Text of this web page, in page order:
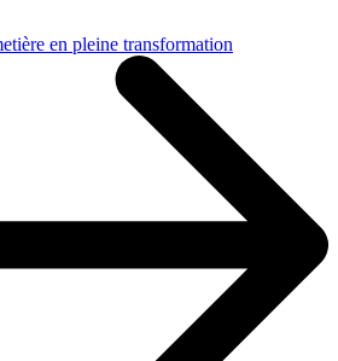
en pleine transformation